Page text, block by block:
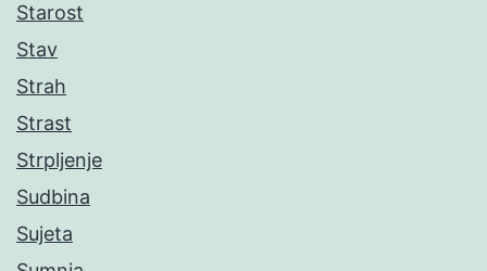
Starost
Stav
Strah
Strast
Strpljenje
Sudbina
Sujeta